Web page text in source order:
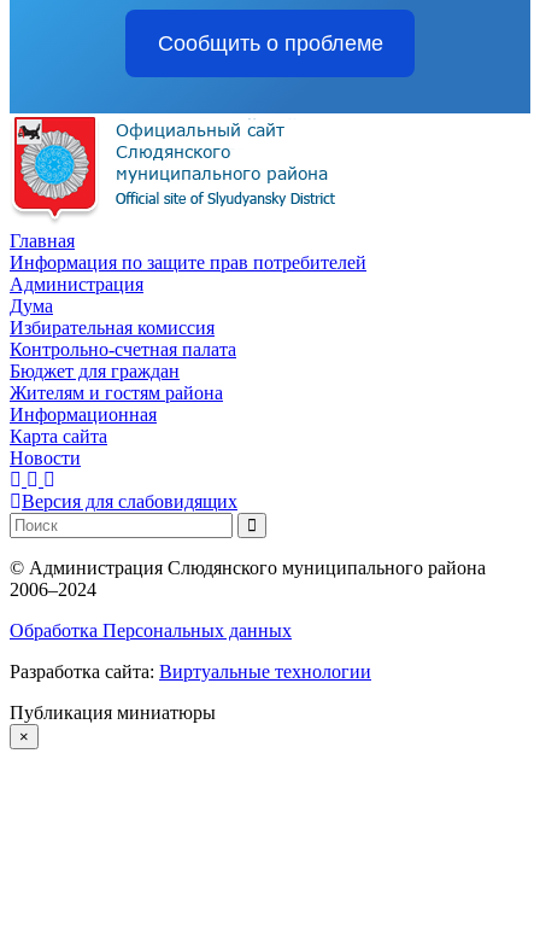
Сообщить о проблеме
Главная
Информация по защите прав потребителей
Администрация
Дума
Избирательная комиссия
Контрольно-счетная палата
Бюджет для граждан
Жителям и гостям района
Информационная
Карта сайта
Новости
Версия для слабовидящих
© Администрация Слюдянского муниципального района
2006–2024
Обработка Персональных данных
Разработка сайта: Виртуальные технологии
Публикация миниатюры
×